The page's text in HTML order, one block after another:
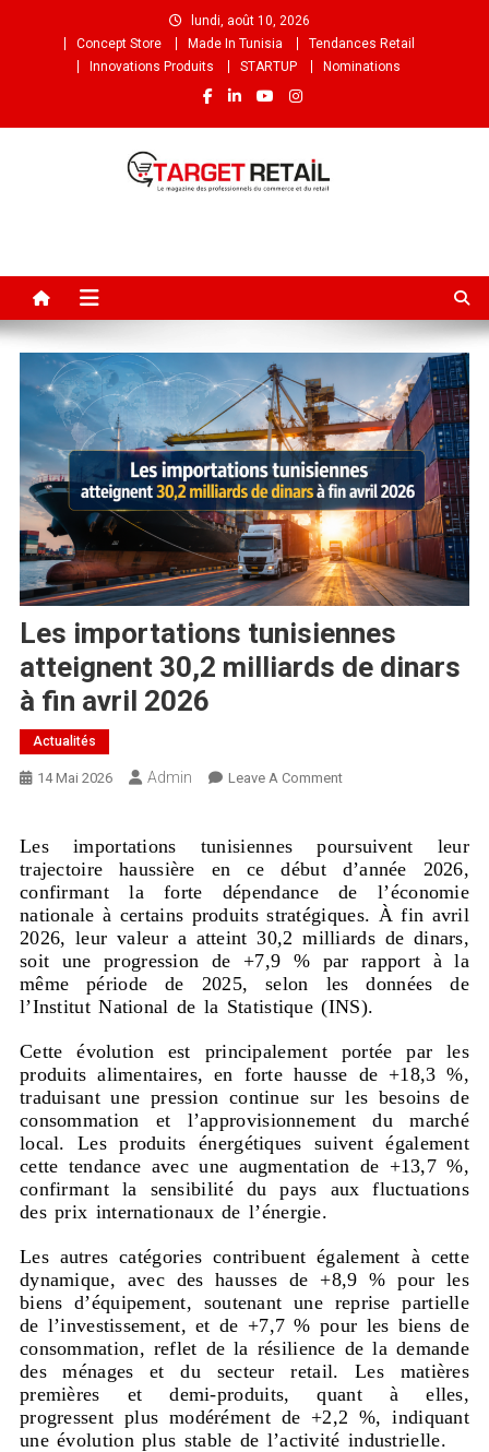
lundi, août 10, 2026
Concept Store
Made In Tunisia
Tendances Retail
Innovations Produits
STARTUP Nominations
Les importations tunisiennes
atteignent 30,2 milliards de dinars
à fin avril 2026
Actualités
14 Mai 2026 Admin Leave A Comment
Les importations tunisiennes poursuivent leur
trajectoire haussière en ce début d’année 2026,
confirmant la forte dépendance de l’économie
nationale à certains produits stratégiques. À fin avril
2026, leur valeur a atteint 30,2 milliards de dinars,
soit une progression de +7,9 % par rapport à la
même période de 2025, selon les données de
l’Institut National de la Statistique (INS).
Cette évolution est principalement portée par les
produits alimentaires, en forte hausse de +18,3 %,
traduisant une pression continue sur les besoins de
consommation et l’approvisionnement du marché
local. Les produits énergétiques suivent également
cette tendance avec une augmentation de +13,7 %,
confirmant la sensibilité du pays aux fluctuations
des prix internationaux de l’énergie.
Les autres catégories contribuent également à cette
dynamique, avec des hausses de +8,9 % pour les
biens d’équipement, soutenant une reprise partielle
de l’investissement, et de +7,7 % pour les biens de
consommation, reflet de la résilience de la demande
des ménages et du secteur retail. Les matières
premières et demi-produits, quant à elles,
progressent plus modérément de +2,2 %, indiquant
une évolution plus stable de l’activité industrielle.